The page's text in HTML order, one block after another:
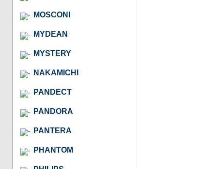
MOSCONI
MYDEAN
MYSTERY
NAKAMICHI
PANDECT
PANDORA
PANTERA
PHANTOM